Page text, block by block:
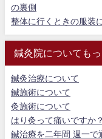
の裏側
整体に行くときの服装
鍼灸院についてもっ
鍼灸治療について
鍼施術について
灸施術について
はり灸って痛いですか
鍼治療を二年間 週一で